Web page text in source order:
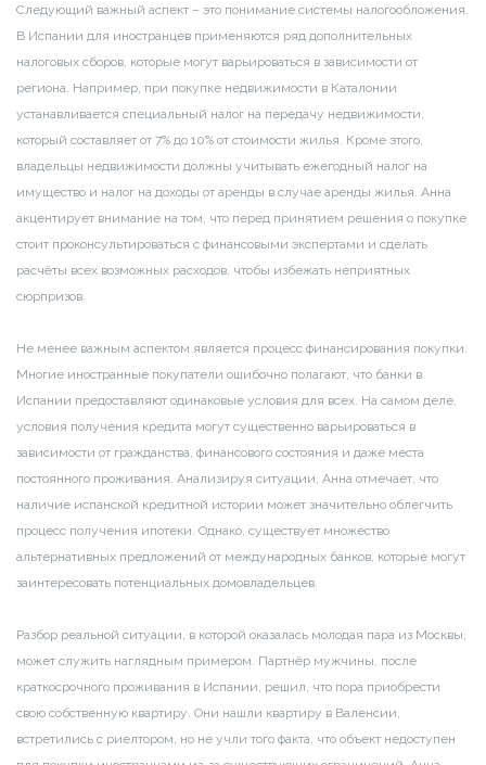
Следующий важный аспект – это понимание системы налогообложения.
В Испании для иностранцев применяются ряд дополнительных
налоговых сборов, которые могут варьироваться в зависимости от
региона. Например, при покупке недвижимости в Каталонии
устанавливается специальный налог на передачу недвижимости,
который составляет от 7% до 10% от стоимости жилья. Кроме этого,
владельцы недвижимости должны учитывать ежегодный налог на
имущество и налог на доходы от аренды в случае аренды жилья. Анна
акцентирует внимание на том, что перед принятием решения о покупке
стоит проконсультироваться с финансовыми экспертами и сделать
расчёты всех возможных расходов, чтобы избежать неприятных
сюрпризов.
Не менее важным аспектом является процесс финансирования покупки.
Многие иностранные покупатели ошибочно полагают, что банки в
Испании предоставляют одинаковые условия для всех. На самом деле,
условия получения кредита могут существенно варьироваться в
зависимости от гражданства, финансового состояния и даже места
постоянного проживания. Анализируя ситуации, Анна отмечает, что
наличие испанской кредитной истории может значительно облегчить
процесс получения ипотеки. Однако, существует множество
альтернативных предложений от международных банков, которые могут
заинтересовать потенциальных домовладельцев.
Разбор реальной ситуации, в которой оказалась молодая пара из Москвы,
может служить наглядным примером. Партнёр мужчины, после
краткосрочного проживания в Испании, решил, что пора приобрести
свою собственную квартиру. Они нашли квартиру в Валенсии,
встретились с риелтором, но не учли того факта, что объект недоступен